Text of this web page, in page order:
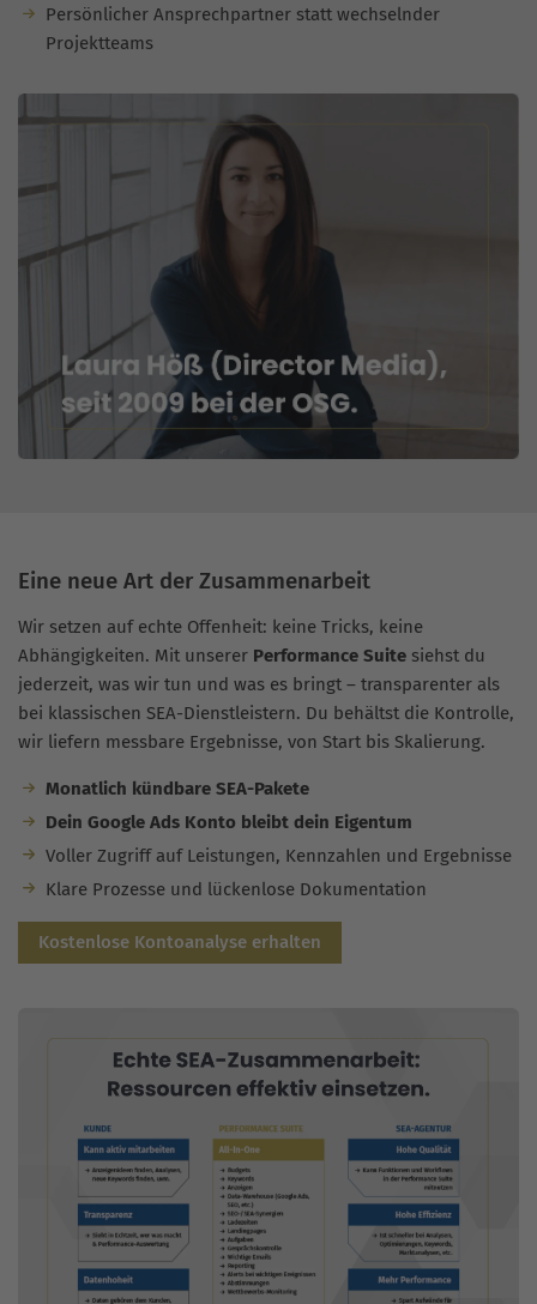
Persönlicher Ansprechpartner statt wechselnder
Projektteams
Eine neue Art der Zusammenarbeit
Wir setzen auf echte Offenheit: keine Tricks, keine
Abhängigkeiten. Mit unserer Performance Suite siehst du
jederzeit, was wir tun und was es bringt – transparenter als
bei klassischen SEA-Dienstleistern. Du behältst die Kontrolle,
wir liefern messbare Ergebnisse, von Start bis Skalierung.
Monatlich kündbare SEA-Pakete
Dein Google Ads Konto bleibt dein Eigentum
Voller Zugriff auf Leistungen, Kennzahlen und Ergebnisse
Klare Prozesse und lückenlose Dokumentation
Kostenlose Kontoanalyse erhalten